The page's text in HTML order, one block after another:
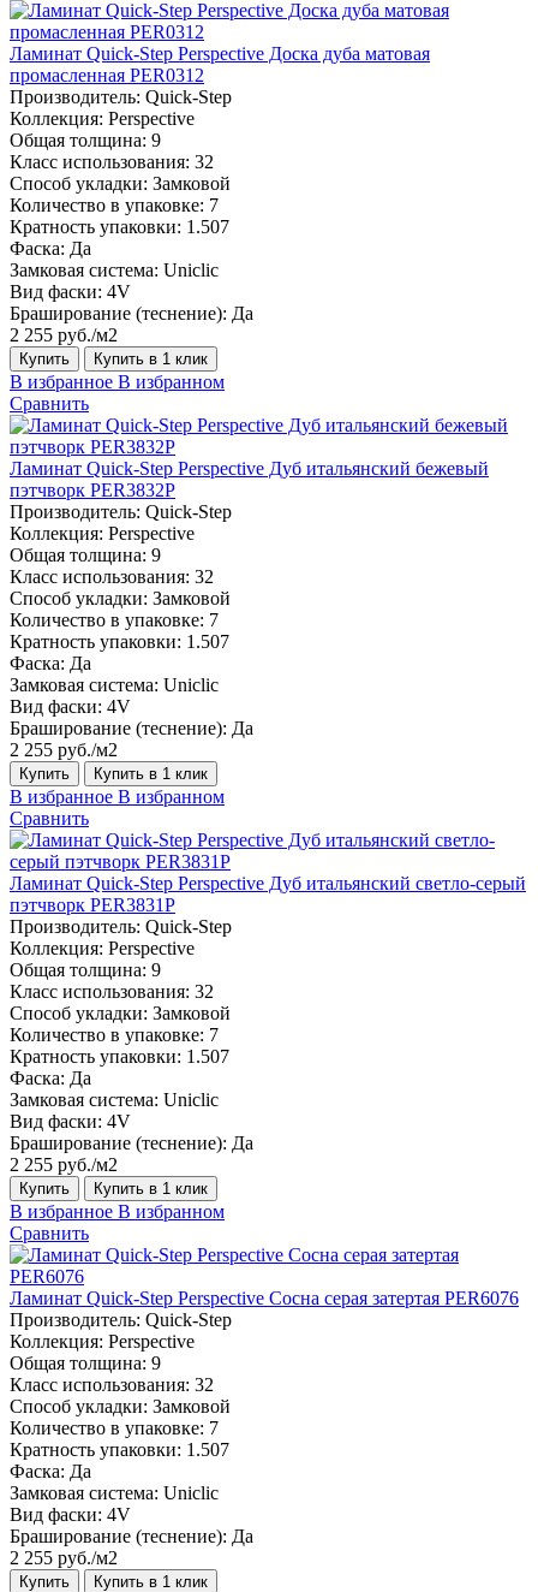
Ламинат Quick-Step Perspective Доска дуба матовая
промасленная PER0312
Производитель: Quick-Step
Коллекция: Perspective
Общая толщина: 9
Класс использования: 32
Способ укладки: Замковой
Количество в упаковке: 7
Кратность упаковки: 1.507
Фаска: Да
Замковая система: Uniclic
Вид фаски: 4V
Браширование (теснение): Да
2 255 руб./м2
Купить Купить в 1 клик
В избранное В избранном
Сравнить
Ламинат Quick-Step Perspective Дуб итальянский бежевый
пэтчворк PER3832P
Производитель: Quick-Step
Коллекция: Perspective
Общая толщина: 9
Класс использования: 32
Способ укладки: Замковой
Количество в упаковке: 7
Кратность упаковки: 1.507
Фаска: Да
Замковая система: Uniclic
Вид фаски: 4V
Браширование (теснение): Да
2 255 руб./м2
Купить Купить в 1 клик
В избранное В избранном
Сравнить
Ламинат Quick-Step Perspective Дуб итальянский светло-серый
пэтчворк PER3831P
Производитель: Quick-Step
Коллекция: Perspective
Общая толщина: 9
Класс использования: 32
Способ укладки: Замковой
Количество в упаковке: 7
Кратность упаковки: 1.507
Фаска: Да
Замковая система: Uniclic
Вид фаски: 4V
Браширование (теснение): Да
2 255 руб./м2
Купить Купить в 1 клик
В избранное В избранном
Сравнить
Ламинат Quick-Step Perspective Сосна серая затертая PER6076
Производитель: Quick-Step
Коллекция: Perspective
Общая толщина: 9
Класс использования: 32
Способ укладки: Замковой
Количество в упаковке: 7
Кратность упаковки: 1.507
Фаска: Да
Замковая система: Uniclic
Вид фаски: 4V
Браширование (теснение): Да
2 255 руб./м2
Купить Купить в 1 клик